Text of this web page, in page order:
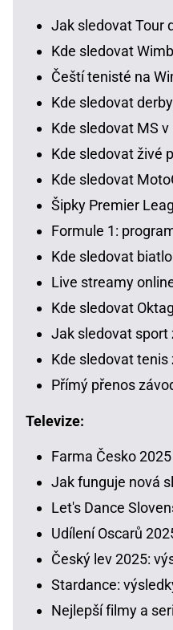
Jak sledovat Tour
Kde sledovat
Čeští tenisté na
Kde sledovat
Kde sledovat MS v
Kde sledovat živé
Kde sledovat
Šipky Premier
Formule 1:
Kde sledovat
Live streamy
Kde sledovat
Jak sledovat sport
Kde sledovat tenis
Přímý přenos
Televize:
Farma Česko 2025
Jak funguje nová
Let's Dance
Udílení Oscarů
Český lev 2025:
Stardance:
Nejlepší filmy a